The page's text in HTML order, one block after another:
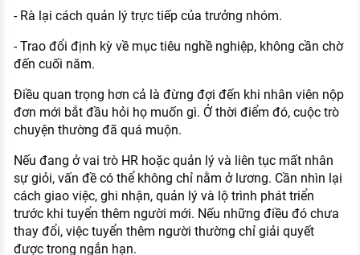
- Rà lại cách quản lý trực tiếp của trưởng nhóm.
- Trao đổi định kỳ về mục tiêu nghề nghiệp, không cần chờ
đến cuối năm.
Điều quan trọng hơn cả là đừng đợi đến khi nhân viên nộp
đơn mới bắt đầu hỏi họ muốn gì. Ở thời điểm đó, cuộc trò
chuyện thường đã quá muộn.
Nếu đang ở vai trò HR hoặc quản lý và liên tục mất nhân
sự giỏi, vấn đề có thể không chỉ nằm ở lương. Cần nhìn lại
cách giao việc, ghi nhận, quản lý và lộ trình phát triển
trước khi tuyển thêm người mới. Nếu những điều đó chưa
thay đổi, việc tuyển thêm người thường chỉ giải quyết
được trong ngắn hạn.